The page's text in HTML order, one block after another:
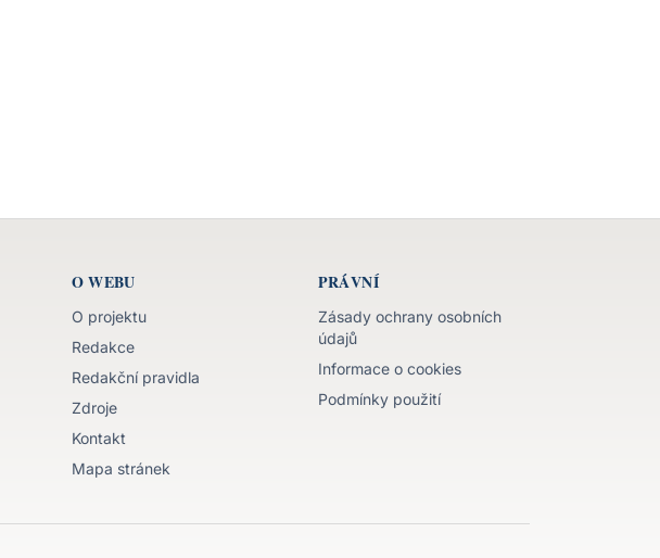
O WEBU
O projektu
Redakce
Redakční pravidla
Zdroje
Kontakt
Mapa stránek
PRÁVNÍ
Zásady ochrany osobních
údajů
Informace o cookies
Podmínky použití